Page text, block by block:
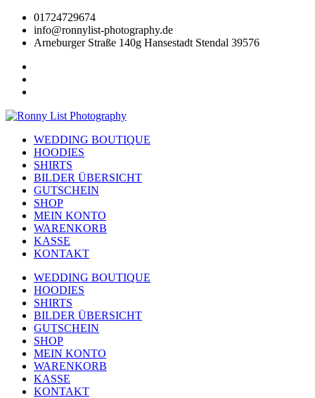
Zum
Inhalt
wechseln
01724729674
info@ronnylist-photography.de
Arneburger Straße 140g Hansestadt Stendal 39576
WEDDING BOUTIQUE
HOODIES
SHIRTS
BILDER ÜBERSICHT
GUTSCHEIN
SHOP
MEIN KONTO
WARENKORB
KASSE
KONTAKT
WEDDING BOUTIQUE
HOODIES
SHIRTS
BILDER ÜBERSICHT
GUTSCHEIN
SHOP
MEIN KONTO
WARENKORB
KASSE
KONTAKT